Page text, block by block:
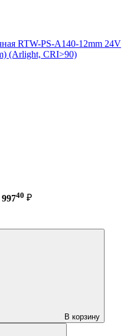
RTW-PS-A140-12mm 24V
(Arlight, CRI>90)
99740 ₽
В корзину